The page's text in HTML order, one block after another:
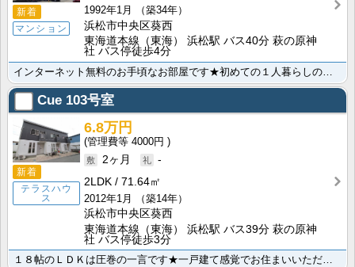
新着
マンション
1992年1月
（築34年）
浜松市中央区葵西
東海道本線（東海） 浜松駅 バス40分 萩の原神
社 バス停徒歩4分
インターネット無料のお手頃なお部屋です★初めての１人暮らしの方にオススメ。環状線、浜松西インター方面･･･
Cue 103号室
新着
テラスハウ
ス
6.8万円
4000円
2ヶ月
-
2LDK
71.64㎡
2012年1月
（築14年）
浜松市中央区葵西
東海道本線（東海） 浜松駅 バス39分 萩の原神
社 バス停徒歩3分
１８帖のＬＤＫは圧巻の一言です★一戸建て感覚でお住まいいただけるメゾネットタイプ♪お風呂はゆったりつ･･･